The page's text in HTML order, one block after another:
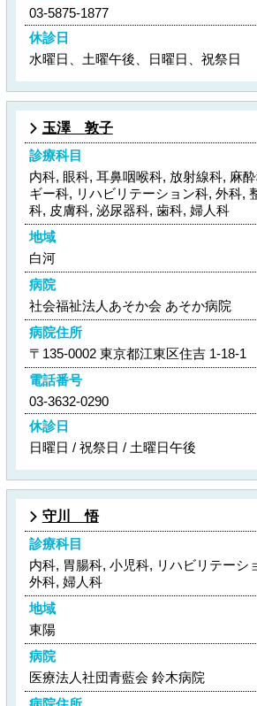
03-5875-1877
休診日
水曜日、土曜午後、日曜日、祝祭日
玉澤 敦子
診療科目
内科, 眼科, 耳鼻咽喉科, 放射線科, 麻
ギー科, リハビリテーション科, 外科,
科, 皮膚科, 泌尿器科, 歯科, 婦人科
地域
白河
病院
社会福祉法人あそか会 あそか病院
病院住所
〒135-0002 東京都江東区住吉 1-18-1
電話番号
03-3632-0290
休診日
日曜日 / 祝祭日 / 土曜日午後
守川 悟
診療科目
内科, 胃腸科, 小児科, リハビリテーシ
外科, 婦人科
地域
東陽
病院
医療法人社団青藍会 鈴木病院